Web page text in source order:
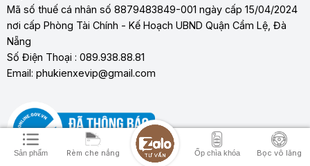
Mã số thuế cá nhân số 8879483849-001 ngày cấp 15/04/2024
nơi cấp Phòng Tài Chính - Kế Hoạch UBND Quận Cẩm Lệ, Đà
Nẵng
Số Điện Thoại : 089.938.88.81
Email: phukienxevip@gmail.com
Sản phẩm Rèm che nắng Ốp chìa khóa Bọc vô lăng